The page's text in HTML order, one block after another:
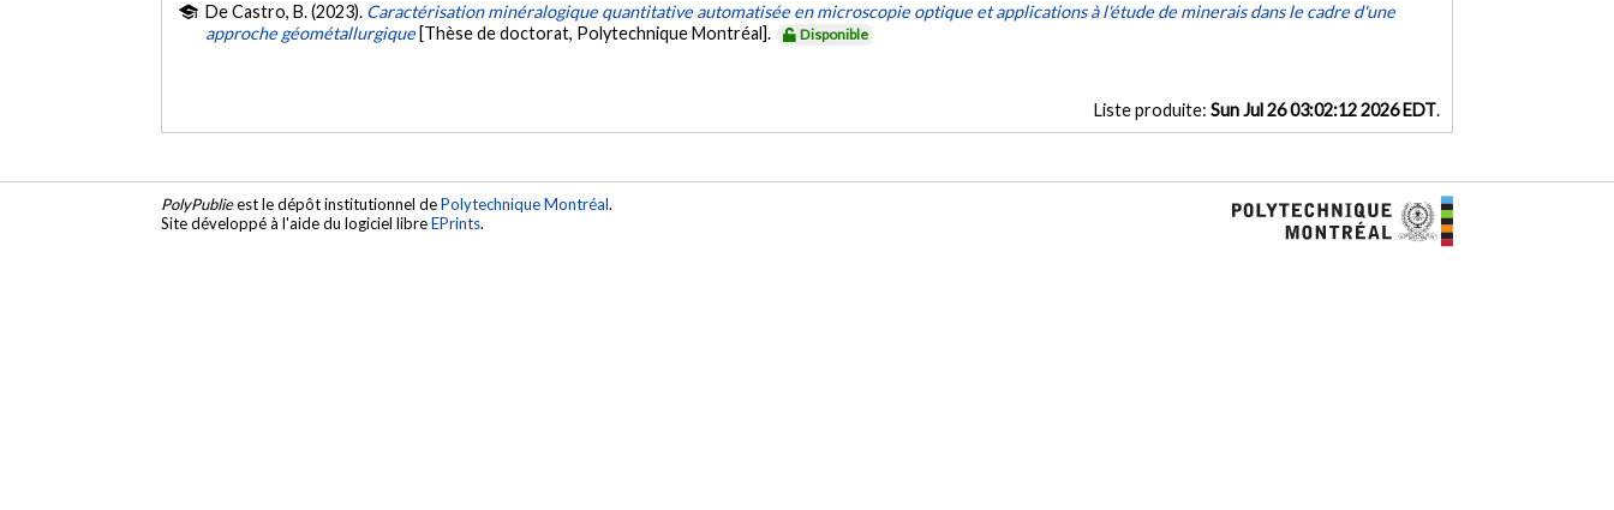
De Castro, B. (2023). Caractérisation minéralogique quantitative automatisée en microscopie optique et applications à l'étude de minerais dans le cadre d'une
approche géométallurgique [Thèse de doctorat, Polytechnique Montréal]. Disponible
Liste produite: Sun Jul 26 03:02:12 2026 EDT.
PolyPublieest le dépôt institutionnel dePolytechnique Montréal.
Site développé à l'aide du logiciel libreEPrints.